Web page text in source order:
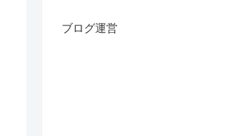
ブログ運営